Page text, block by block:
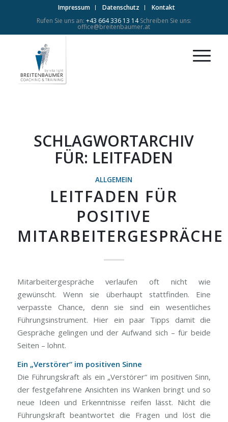
Impressum Datenschutz
Kontakt
Rufen Sie uns an: +43 664 336 13 14Schreiben Sie uns:
office@breitenbaumer.at
SCHLAGWORTARCHIV
FÜR: LEITFADEN
ALLGEMEIN
LEITFADEN FÜR
POSITIVE
MITARBEITERGESPRÄCHE
Mitarbeitergespräche verlaufen oft nicht wie
gewünscht. Wenn sie überhaupt stattfinden. Eine
verpasste Chance, denn sie sind ein wesentliches
Führungsinstrument. Hier ein paar Tipps damit die
Gespräche gelingen und der Aufwand sich – für beide
Seiten – lohnt.
Ein „Verstörer“ im positiven Sinne
Die Führungskraft als ein „Verstörer“ im positiven Sinn,
der festgefahrene Ansichten ins Wanken bringt und so
neue Ideen und Erkenntnisse reifen lässt. Nicht die
Führungskraft beantwortet die Fragen und löst die